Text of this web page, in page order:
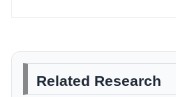
Related Research